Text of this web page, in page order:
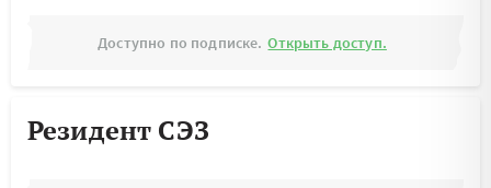
Доступно по подписке. Открыть доступ.
Резидент СЭЗ